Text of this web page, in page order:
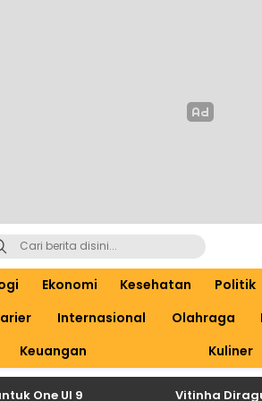
Ekonomi Kesehatan Politik
Internasional Olahraga
Keuangan Kuliner
UI 9 Vitinha Diragukan